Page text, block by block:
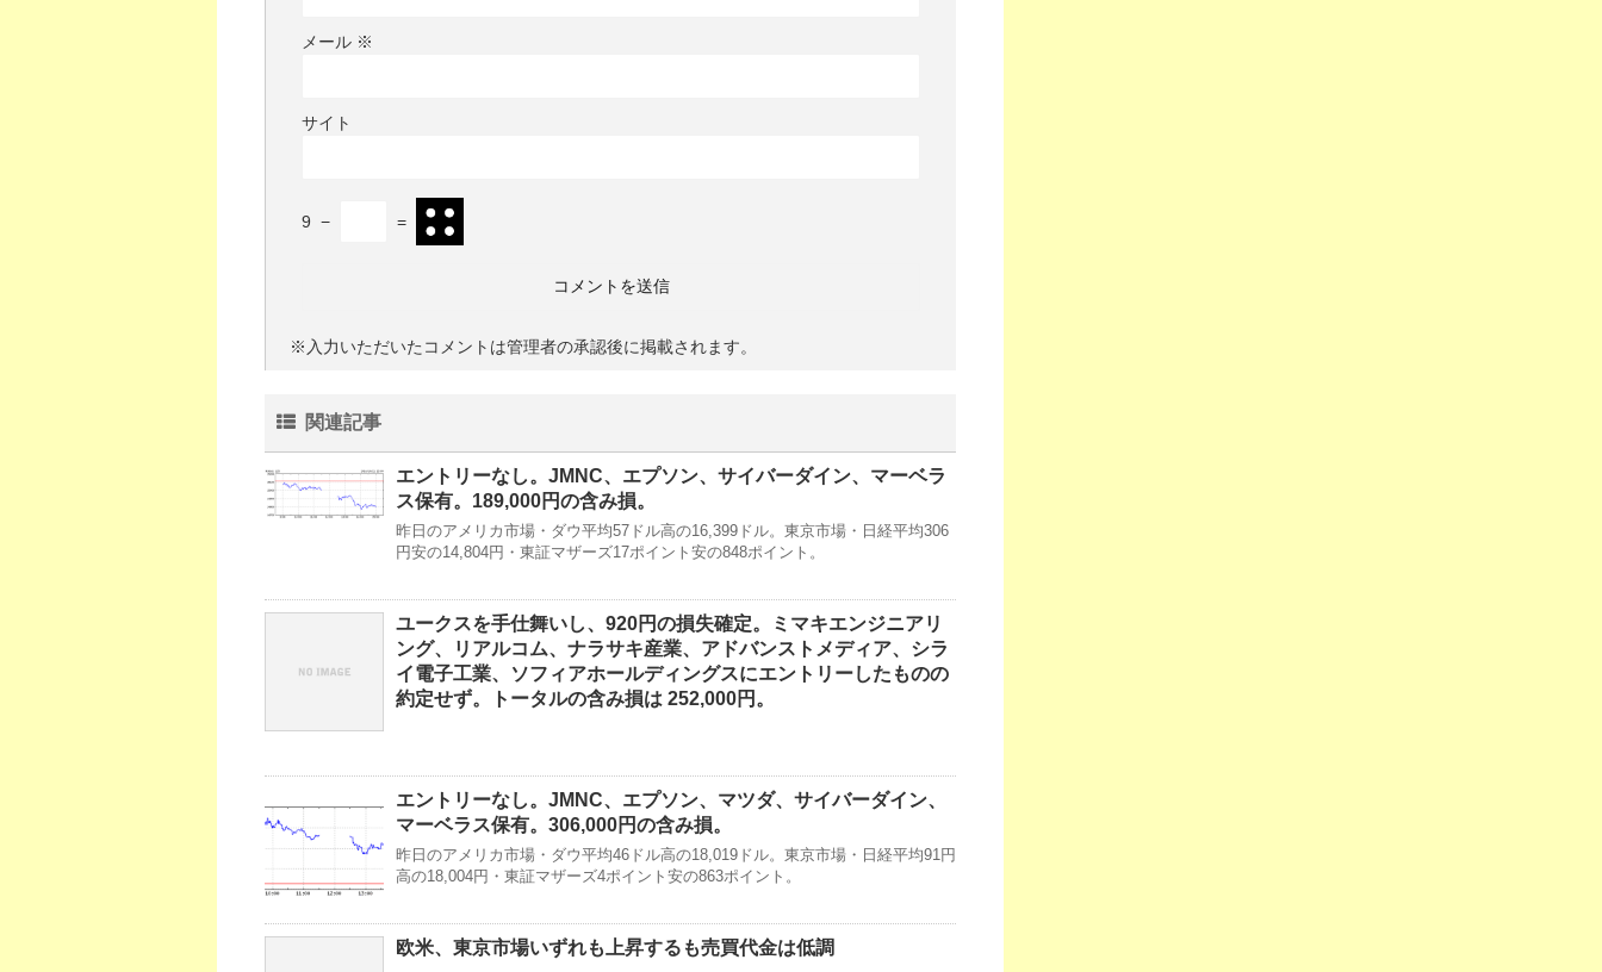
メール ※
サイト
9 − =
※入力いただいたコメントは管理者の承認後に掲載されます。
関連記事
エントリーなし。JMNC、エプソン、サイバーダイン、マーベラ
ス保有。189,000円の含み損。
昨日のアメリカ市場・ダウ平均57ドル高の16,399ドル。東京市場・日経平均306
円安の14,804円・東証マザーズ17ポイント安の848ポイント。
ユークスを手仕舞いし、920円の損失確定。ミマキエンジニアリ
ング、リアルコム、ナラサキ産業、アドバンストメディア、シラ
イ電子工業、ソフィアホールディングスにエントリーしたものの
約定せず。トータルの含み損は 252,000円。
エントリーなし。JMNC、エプソン、マツダ、サイバーダイン、
マーベラス保有。306,000円の含み損。
昨日のアメリカ市場・ダウ平均46ドル高の18,019ドル。東京市場・日経平均91円
高の18,004円・東証マザーズ4ポイント安の863ポイント。
欧米、東京市場いずれも上昇するも売買代金は低調